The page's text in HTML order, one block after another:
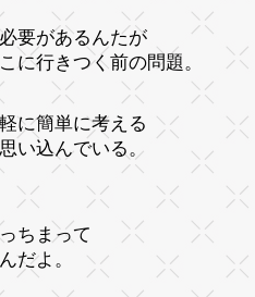
要があるんたが
に行きつく前の問題。
に簡単に考える
い込んでいる。
ちまって
だよ。